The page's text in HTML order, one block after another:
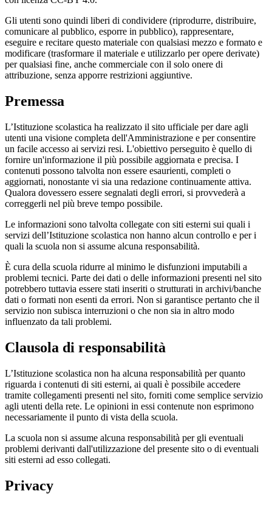
Gli utenti sono quindi liberi di condividere (riprodurre, distribuire,
comunicare al pubblico, esporre in pubblico), rappresentare,
eseguire e recitare questo materiale con qualsiasi mezzo e formato e
modificare (trasformare il materiale e utilizzarlo per opere derivate)
per qualsiasi fine, anche commerciale con il solo onere di
attribuzione, senza apporre restrizioni aggiuntive.
Premessa
L’Istituzione scolastica ha realizzato il sito ufficiale per dare agli
utenti una visione completa dell'Amministrazione e per consentire
un facile accesso ai servizi resi. L'obiettivo perseguito è quello di
fornire un'informazione il più possibile aggiornata e precisa. I
contenuti possono talvolta non essere esaurienti, completi o
aggiornati, nonostante vi sia una redazione continuamente attiva.
Qualora dovessero essere segnalati degli errori, si provvederà a
correggerli nel più breve tempo possibile.
Le informazioni sono talvolta collegate con siti esterni sui quali i
servizi dell’Istituzione scolastica non hanno alcun controllo e per i
quali la scuola non si assume alcuna responsabilità.
È cura della scuola ridurre al minimo le disfunzioni imputabili a
problemi tecnici. Parte dei dati o delle informazioni presenti nel sito
potrebbero tuttavia essere stati inseriti o strutturati in archivi/banche
dati o formati non esenti da errori. Non si garantisce pertanto che il
servizio non subisca interruzioni o che non sia in altro modo
influenzato da tali problemi.
Clausola di responsabilità
L’Istituzione scolastica non ha alcuna responsabilità per quanto
riguarda i contenuti di siti esterni, ai quali è possibile accedere
tramite collegamenti presenti nel sito, forniti come semplice servizio
agli utenti della rete. Le opinioni in essi contenute non esprimono
necessariamente il punto di vista della scuola.
La scuola non si assume alcuna responsabilità per gli eventuali
problemi derivanti dall'utilizzazione del presente sito o di eventuali
siti esterni ad esso collegati.
Privacy